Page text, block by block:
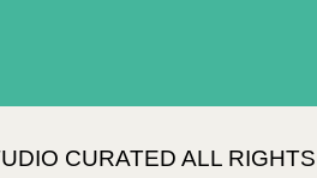
CURATED ALL